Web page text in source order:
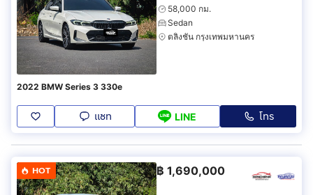
58,000 กม.
Sedan
ตลิ่งชัน กรุงเทพมหานคร
2022 BMW Series 3 330e
แชท LINE โทร
HOT ฿ 1,690,000